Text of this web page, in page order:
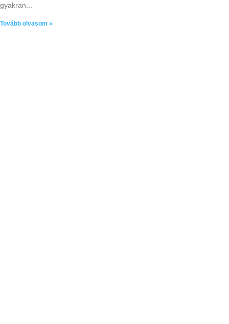
gyakran
Tovább olvasom »